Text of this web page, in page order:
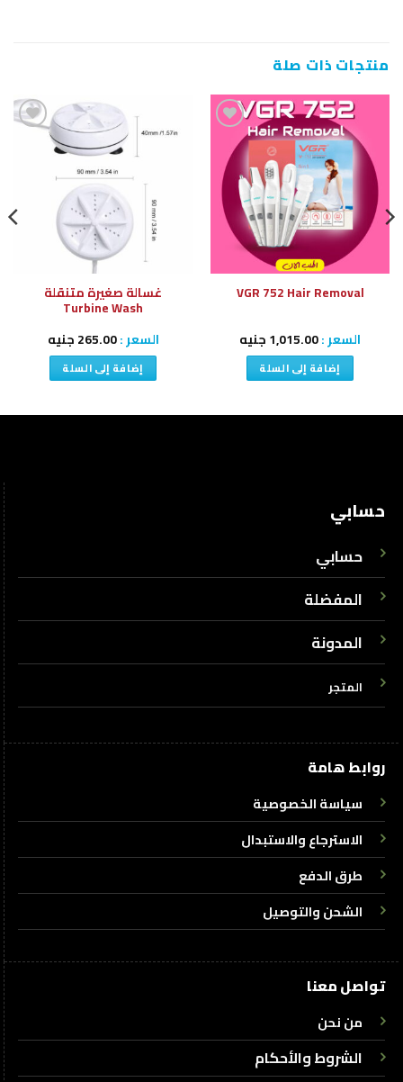
منتجات ذات صلة
إضافة
إلى
قائمة
الرغبات
VGR 752 Hair Removal
السعر :1,015.00جنيه
إضافة إلى السلة
غسالة صغيرة متنقلة
Turbine Wash
السعر :265.00جنيه
إضافة إلى السلة
حسابي
حسابي
المفضلة
المدونة
المتجر
روابط هامة
سياسة الخصوصية
الاسترجاع والاستبدال
طرق الدفع
الشحن والتوصيل
تواصل معنا
من نحن
الشروط والأحكام